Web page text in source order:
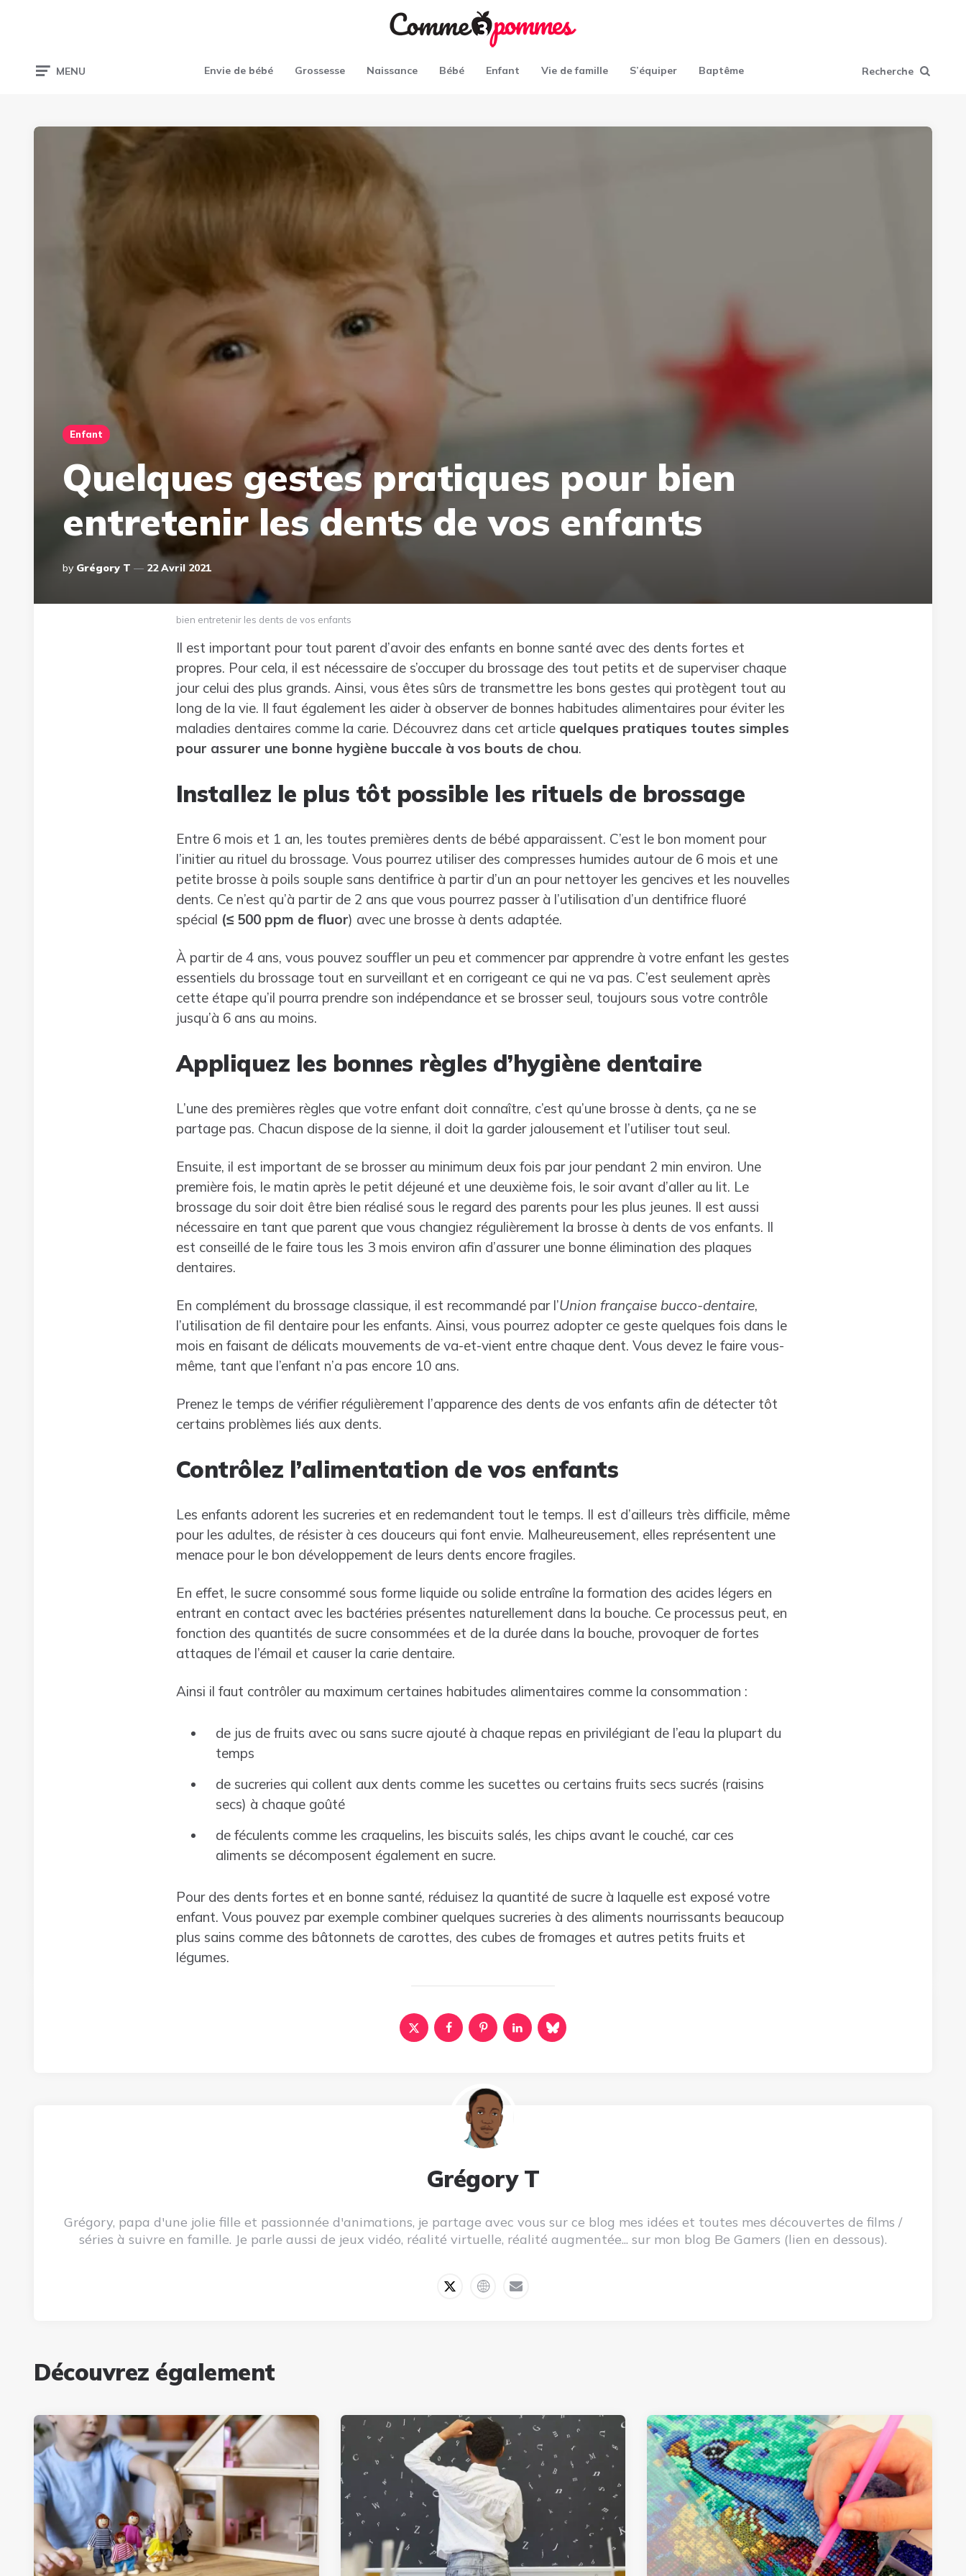
MENU Envie de bébé Grossesse Naissance Bébé Enfant Vie de famille S’équiper Baptême Recherche
Enfant
Quelques gestes pratiques pour bien
entretenir les dents de vos enfants
Posted
By
By Grégory T 22 Avril 2021
bien entretenir les dents de vos enfants
Il est important pour tout parent d’avoir des enfants en bonne santé avec des dents fortes et
propres. Pour cela, il est nécessaire de s’occuper du brossage des tout petits et de superviser chaque
jour celui des plus grands. Ainsi, vous êtes sûrs de transmettre les bons gestes qui protègent tout au
long de la vie. Il faut également les aider à observer de bonnes habitudes alimentaires pour éviter les
maladies dentaires comme la carie. Découvrez dans cet article quelques pratiques toutes simples
pour assurer une bonne hygiène buccale à vos bouts de chou.
Installez le plus tôt possible les rituels de brossage
Entre 6 mois et 1 an, les toutes premières dents de bébé apparaissent. C’est le bon moment pour
l’initier au rituel du brossage. Vous pourrez utiliser des compresses humides autour de 6 mois et une
petite brosse à poils souple sans dentifrice à partir d’un an pour nettoyer les gencives et les nouvelles
dents. Ce n’est qu’à partir de 2 ans que vous pourrez passer à l’utilisation d’un dentifrice fluoré
spécial (≤ 500 ppm de fluor) avec une brosse à dents adaptée.
À partir de 4 ans, vous pouvez souffler un peu et commencer par apprendre à votre enfant les gestes
essentiels du brossage tout en surveillant et en corrigeant ce qui ne va pas. C’est seulement après
cette étape qu’il pourra prendre son indépendance et se brosser seul, toujours sous votre contrôle
jusqu’à 6 ans au moins.
Appliquez les bonnes règles d’hygiène dentaire
L’une des premières règles que votre enfant doit connaître, c’est qu’une brosse à dents, ça ne se
partage pas. Chacun dispose de la sienne, il doit la garder jalousement et l’utiliser tout seul.
Ensuite, il est important de se brosser au minimum deux fois par jour pendant 2 min environ. Une
première fois, le matin après le petit déjeuné et une deuxième fois, le soir avant d’aller au lit. Le
brossage du soir doit être bien réalisé sous le regard des parents pour les plus jeunes. Il est aussi
nécessaire en tant que parent que vous changiez régulièrement la brosse à dents de vos enfants. Il
est conseillé de le faire tous les 3 mois environ afin d’assurer une bonne élimination des plaques
dentaires.
En complément du brossage classique, il est recommandé par l’Union française bucco-dentaire,
l’utilisation de fil dentaire pour les enfants. Ainsi, vous pourrez adopter ce geste quelques fois dans le
mois en faisant de délicats mouvements de va-et-vient entre chaque dent. Vous devez le faire vous-
même, tant que l’enfant n’a pas encore 10 ans.
Prenez le temps de vérifier régulièrement l’apparence des dents de vos enfants afin de détecter tôt
certains problèmes liés aux dents.
Contrôlez l’alimentation de vos enfants
Les enfants adorent les sucreries et en redemandent tout le temps. Il est d’ailleurs très difficile, même
pour les adultes, de résister à ces douceurs qui font envie. Malheureusement, elles représentent une
menace pour le bon développement de leurs dents encore fragiles.
En effet, le sucre consommé sous forme liquide ou solide entraîne la formation des acides légers en
entrant en contact avec les bactéries présentes naturellement dans la bouche. Ce processus peut, en
fonction des quantités de sucre consommées et de la durée dans la bouche, provoquer de fortes
attaques de l’émail et causer la carie dentaire.
Ainsi il faut contrôler au maximum certaines habitudes alimentaires comme la consommation :
de jus de fruits avec ou sans sucre ajouté à chaque repas en privilégiant de l’eau la plupart du
temps
de sucreries qui collent aux dents comme les sucettes ou certains fruits secs sucrés (raisins
secs) à chaque goûté
de féculents comme les craquelins, les biscuits salés, les chips avant le couché, car ces
aliments se décomposent également en sucre.
Pour des dents fortes et en bonne santé, réduisez la quantité de sucre à laquelle est exposé votre
enfant. Vous pouvez par exemple combiner quelques sucreries à des aliments nourrissants beaucoup
plus sains comme des bâtonnets de carottes, des cubes de fromages et autres petits fruits et
légumes.
Grégory T
Grégory, papa d'une jolie fille et passionnée d'animations, je partage avec vous sur ce blog mes idées et toutes mes découvertes de films /
séries à suivre en famille. Je parle aussi de jeux vidéo, réalité virtuelle, réalité augmentée... sur mon blog Be Gamers (lien en dessous).
Découvrez également